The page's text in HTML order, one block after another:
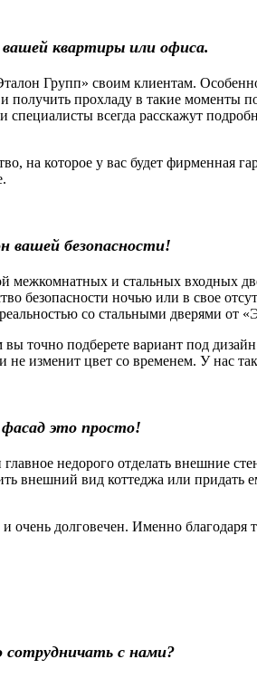
квартиры или офиса.
Групп» своим клиентам.
прохладу в такие моменты
всегда расскажут
на которое у вас будет фирменная
вашей безопасности!
и стальных входных
безопасности ночью или в свое
со стальными дверями от
подберете вариант под
изменит цвет со временем. У нас
это просто!
недорого отделать внешние
внешний вид коттеджа или придать
долговечен. Именно благодаря
сотрудничать с нами?